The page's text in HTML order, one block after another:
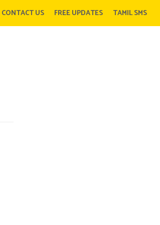
CONTACT US FREE UPDATES TAMIL SMS